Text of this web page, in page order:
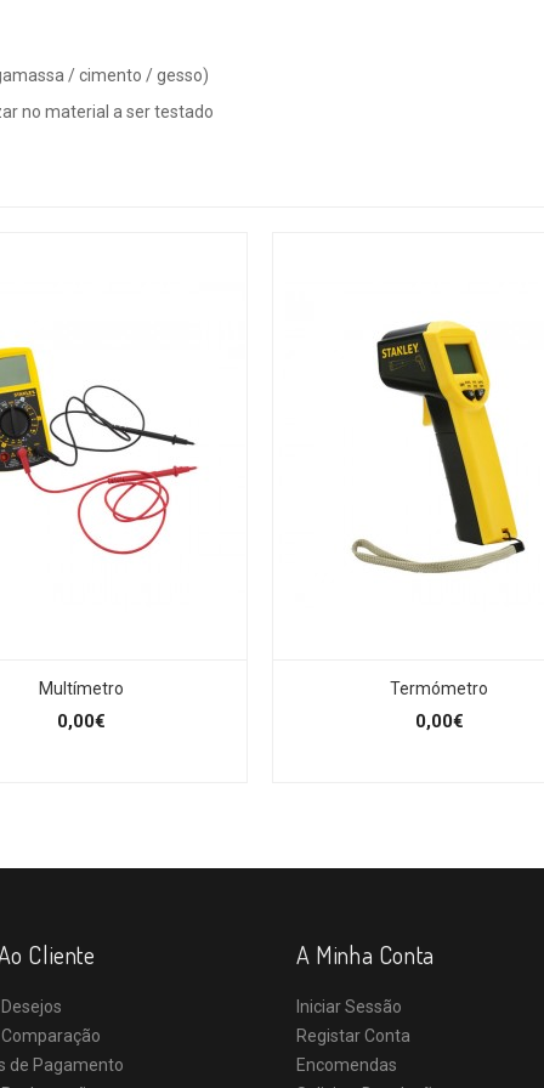
/ cimento / gesso)
no material a ser testado
Multímetro
0,00€
Termómetro
0,00€
Cliente
Desejos
Comparação
de Pagamento
A Minha Conta
Iniciar Sessão
Registar Conta
Encomendas